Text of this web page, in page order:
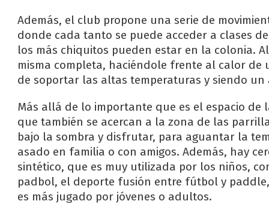
Además, el club propone una serie de
donde cada tanto se puede acceder a clases
los más chiquitos pueden estar en la colonia.
misma completa, haciéndole frente al calor
de soportar las altas temperaturas y siendo un
Más allá de lo importante que es el espacio de
que también se acercan a la zona de las
bajo la sombra y disfrutar, para aguantar la
asado en familia o con amigos. Además, hay
sintético, que es muy utilizada por los niños,
padbol, el deporte fusión entre fútbol y
es más jugado por jóvenes o adultos.